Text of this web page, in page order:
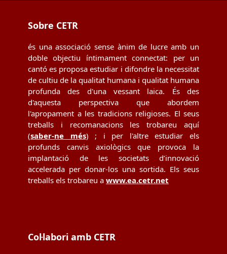
Sobre CETR
és una associació sense ànim de lucre amb un
doble objectiu íntimament connectat: per un
cantó es proposa estudiar i difondre la necessitat
de cultiu de la qualitat humana i qualitat humana
profunda des d'una vessant laica. És des
d'aquesta perspectiva que abordem
l'apropament a les tradicions religioses. El seus
treballs i recomanacions les trobareu aquí
(saber-ne més) ; i per l'altre estudiar els
profunds canvis axiològics que provoca la
implantació de les societats d’innovació
accelerada per donar-los una sortida. Els seus
treballs els trobareu a www.ea.cetr.net
Col·labori amb CETR